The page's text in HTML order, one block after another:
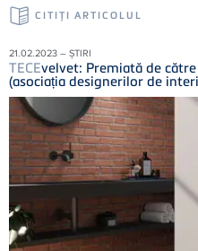
CITIŢI ARTICOLUL
21.02.2023 – ȘTIRI
TECEvelvet: Premiată de
(asociația designerilor de